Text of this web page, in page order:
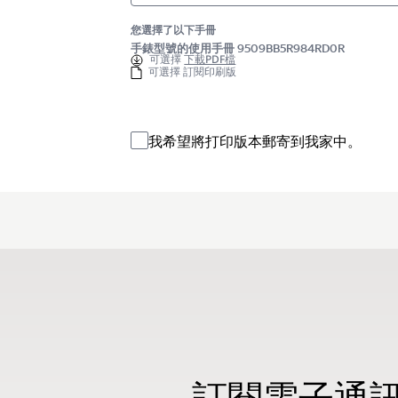
您選擇了以下手冊
手錶型號的使用手冊 9509BB5R984RD0R
可選擇下載PDF檔
可選擇 訂閱印刷版
我希望將打印版本郵寄到我家中。